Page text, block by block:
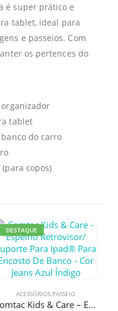
é super prático e
tablet, ideal para
e passeios. Com
os pertences do
tablet
do carro
copos)
DESTAQUE
ACESSÓRIOS PASSEIO
Comtac Kids & Care – Espelho Retrovisor/ Suporte Para Ipad® Para Encosto De Banco – Cor Jeans Azul Índigo